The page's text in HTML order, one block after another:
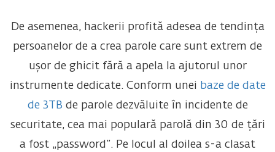
De asemenea, hackerii profită adesea de tendința
persoanelor de a crea parole care sunt extrem de
ușor de ghicit fără a apela la ajutorul unor
instrumente dedicate. Conform unei baze de date
de 3TB de parole dezvăluite în incidente de
securitate, cea mai populară parolă din 30 de țări
a fost „password”. Pe locul al doilea s-a clasat